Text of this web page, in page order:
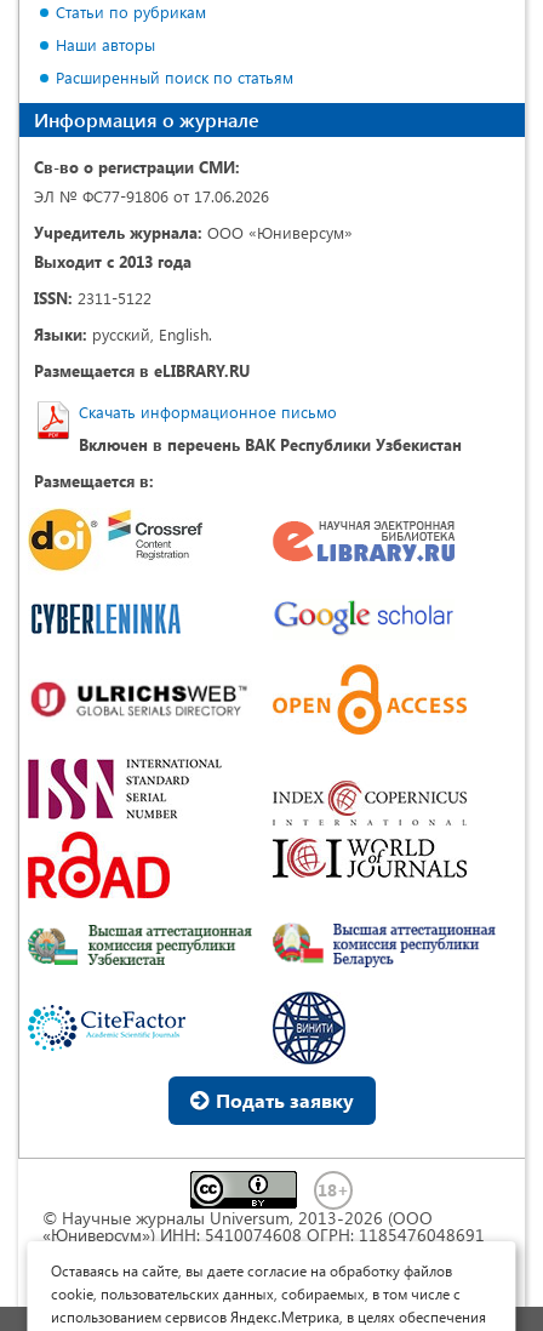
Статьи по рубрикам
Наши авторы
Расширенный поиск по статьям
Информация о журнале
Св-во о регистрации СМИ:
ЭЛ № ФС77-91806 от 17.06.2026
Учредитель журнала: ООО «Юниверсум»
Выходит с 2013 года
ISSN: 2311-5122
Языки: русский, English.
Размещается в eLIBRARY.RU
Скачать информационное письмо
Включен в перечень ВАК Республики Узбекистан
Размещается в:
Подать заявку
© Научные журналы Universum, 2013-2026 (ООО
«Юниверсум») ИНН: 5410074608 ОГРН: 1185476048691
Commons « Attribution» («Атрибуция») 4.0
Непортированная
Оставаясь на сайте, вы даете согласие на обработку файлов
cookie, пользовательских данных, собираемых, в том числе с
использованием сервисов Яндекс.Метрика, в целях обеспечения